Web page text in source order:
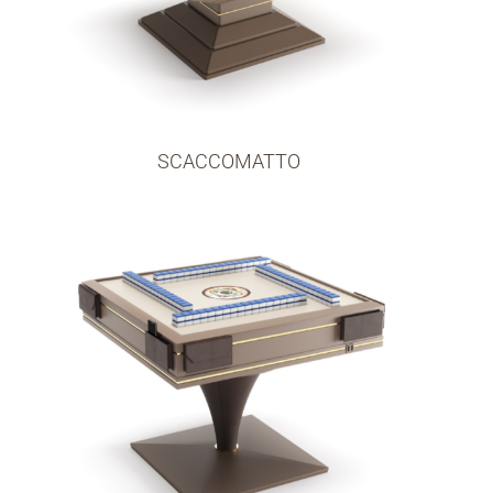
SCACCOMATTO